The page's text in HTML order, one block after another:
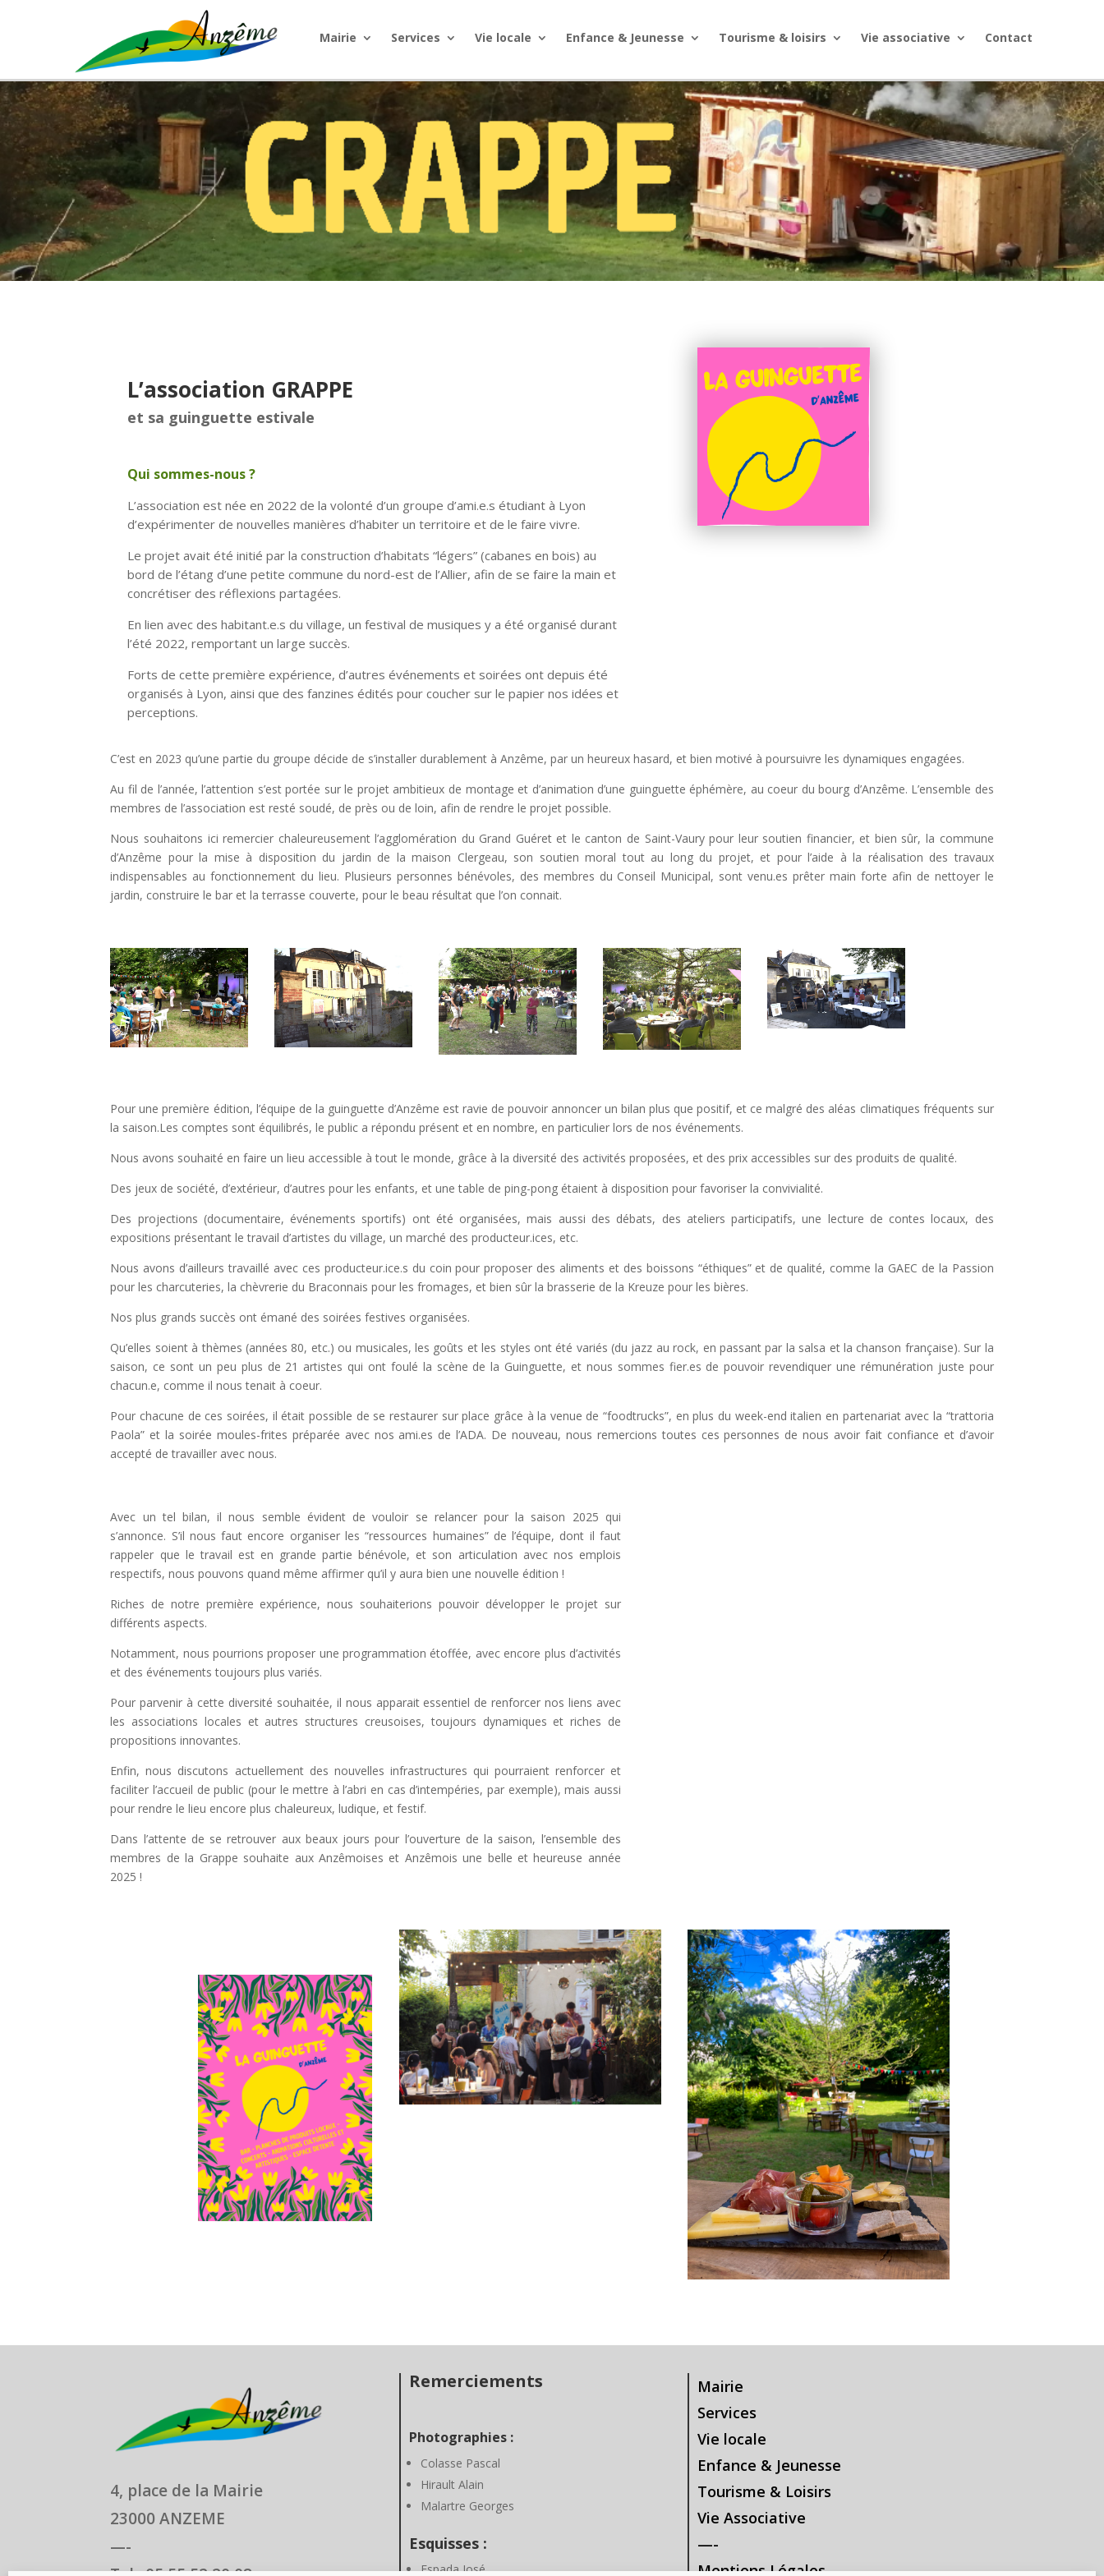
Mairie Services Vie locale Enfance & Jeunesse Tourisme & loisirs Vie associative Contact
L’association GRAPPE
et sa guinguette estivale
Qui sommes-nous ?
L’association est née en 2022 de la volonté d’un groupe d’ami.e.s étudiant à Lyon
d’expérimenter de nouvelles manières d’habiter un territoire et de le faire vivre.
Le projet avait été initié par la construction d’habitats “légers” (cabanes en bois) au
bord de l’étang d’une petite commune du nord-est de l’Allier, afin de se faire la main et
concrétiser des réflexions partagées.
En lien avec des habitant.e.s du village, un festival de musiques y a été organisé durant
l’été 2022, remportant un large succès.
Forts de cette première expérience, d’autres événements et soirées ont depuis été
organisés à Lyon, ainsi que des fanzines édités pour coucher sur le papier nos idées et
perceptions.
C’est en 2023 qu’une partie du groupe décide de s’installer durablement à Anzême, par un heureux hasard, et bien motivé à poursuivre les dynamiques engagées.
Au fil de l’année, l’attention s’est portée sur le projet ambitieux de montage et d’animation d’une guinguette éphémère, au coeur du bourg d’Anzême. L’ensemble des
membres de l’association est resté soudé, de près ou de loin, afin de rendre le projet possible.
Nous souhaitons ici remercier chaleureusement l’agglomération du Grand Guéret et le canton de Saint-Vaury pour leur soutien financier, et bien sûr, la commune
d’Anzême pour la mise à disposition du jardin de la maison Clergeau, son soutien moral tout au long du projet, et pour l’aide à la réalisation des travaux
indispensables au fonctionnement du lieu. Plusieurs personnes bénévoles, des membres du Conseil Municipal, sont venu.es prêter main forte afin de nettoyer le
jardin, construire le bar et la terrasse couverte, pour le beau résultat que l’on connait.
Pour une première édition, l’équipe de la guinguette d’Anzême est ravie de pouvoir annoncerun bilan plus que positif, et ce malgré des aléas climatiques fréquents sur
la saison.Les comptes sont équilibrés,le public a répondu présent et en nombre, en particulier lors de nos événements.
Nous avons souhaité en faire un lieu accessible à tout le monde, grâce à la diversité des activités proposées, et des prix accessibles sur des produits de qualité.
Des jeux de société, d’extérieur, d’autres pour les enfants, et une table de ping-pong étaient à disposition pour favoriser la convivialité.
Des projections (documentaire, événements sportifs) ont été organisées, mais aussi des débats, des ateliers participatifs, une lecture de contes locaux, des
expositions présentant le travail d’artistes du village, un marché des producteur.ices, etc.
Nous avons d’ailleurs travaillé avec ces producteur.ice.s du coin pour proposer des aliments et des boissons “éthiques” et de qualité, comme la GAEC de la Passion
pour les charcuteries, la chèvrerie du Braconnais pour les fromages, et bien sûr la brasserie de la Kreuze pour les bières.
Nos plus grands succès ont émané des soirées festives organisées.
Qu’elles soient à thèmes (années 80, etc.) ou musicales, les goûts et les styles ont été variés (du jazz au rock, en passant par la salsa et la chanson française). Sur la
saison, ce sont un peu plus de 21 artistes qui ont foulé la scène de la Guinguette, et nous sommes fier.es de pouvoir revendiquer une rémunération juste pour
chacun.e, comme il nous tenait à coeur.
Pour chacune de ces soirées, il était possible de se restaurer sur place grâce à la venue de “foodtrucks”, en plus du week-end italien en partenariat avec la “trattoria
Paola” et la soirée moules-frites préparée avec nos ami.es de l’ADA. De nouveau, nous remercions toutes ces personnes de nous avoir fait confiance et d’avoir
accepté de travailler avec nous.
Avec un tel bilan, il nous semble évident de vouloir se relancer pour la saison 2025 qui
s’annonce. S’il nous faut encore organiser les “ressources humaines” de l’équipe, dont il faut
rappeler que le travail est en grande partie bénévole, et son articulation avec nos emplois
respectifs, nous pouvons quand même affirmer qu’il y aura bien une nouvelle édition !
Riches de notre première expérience, nous souhaiterions pouvoir développer le projet sur
différents aspects.
Notamment, nous pourrions proposer une programmation étoffée, avec encore plus d’activités
et des événements toujours plus variés.
Pour parvenir à cette diversité souhaitée, il nous apparait essentiel de renforcer nos liens avec
les associations locales et autres structures creusoises, toujours dynamiques et riches de
propositions innovantes.
Enfin, nous discutons actuellement des nouvelles infrastructures qui pourraient renforcer et
faciliter l’accueil de public (pour le mettre à l’abri en cas d’intempéries, par exemple), mais aussi
pour rendre le lieu encore plus chaleureux, ludique, et festif.
Dans l’attente de se retrouver aux beaux jours pour l’ouverture de la saison, l’ensemble des
membres de la Grappe souhaite aux Anzêmoises et Anzêmois une belle et heureuse année
2025 !
4, place de la Mairie
23000 ANZEME
—-
Remerciements
Photographies :
Colasse Pascal
Hirault Alain
Malartre Georges
Esquisses :
Espada José
Mairie
Services
Vie locale
Enfance & Jeunesse
Tourisme & Loisirs
Vie Associative
—-
Mentions Légales